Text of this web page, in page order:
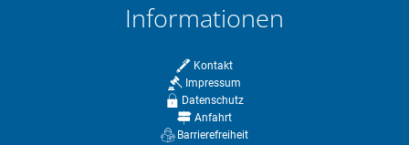
Informationen
Kontakt
Impressum
Datenschutz
Anfahrt
Barrierefreiheit